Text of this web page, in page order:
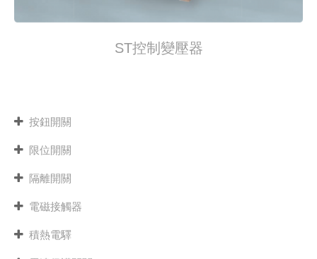
ST控制變壓器
按鈕開關
限位開關
隔離開關
電磁接觸器
積熱電驛